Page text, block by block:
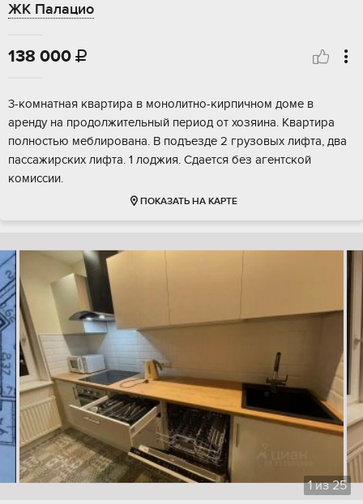
ЖК Палацио
138 000 
3-комнатная квартира в монолитно-кирпичном доме в
аренду на продолжительный период от хозяина. Квартира
полностью меблирована. В подъезде 2 грузовых лифта, два
пассажирских лифта. 1 лоджия. Сдается без агентской
комиссии.
ПОКАЗАТЬ НА КАРТЕ
1из25